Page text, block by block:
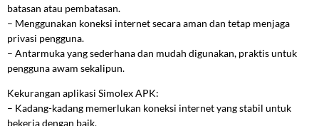
batasan atau pembatasan.
– Menggunakan koneksi internet secara aman dan tetap menjaga
privasi pengguna.
– Antarmuka yang sederhana dan mudah digunakan, praktis untuk
pengguna awam sekalipun.
Kekurangan aplikasi Simolex APK:
– Kadang-kadang memerlukan koneksi internet yang stabil untuk
bekerja dengan baik.